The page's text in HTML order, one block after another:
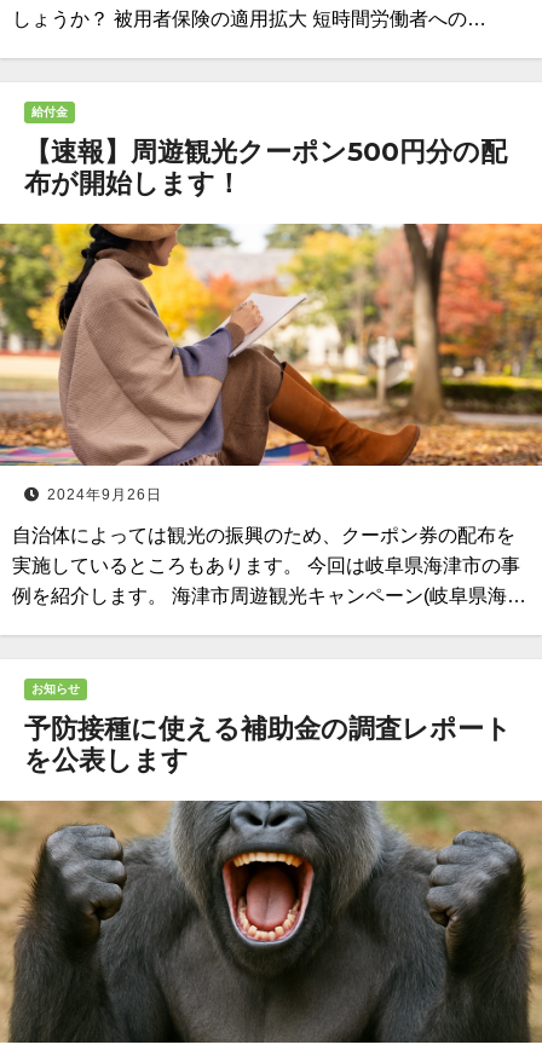
しょうか？ 被用者保険の適用拡大 短時間労働者への…
給付金
【速報】周遊観光クーポン500円分の配
布が開始します！
2024年9月26日
自治体によっては観光の振興のため、クーポン券の配布を
実施しているところもあります。 今回は岐阜県海津市の事
例を紹介します。 海津市周遊観光キャンペーン(岐阜県海…
お知らせ
予防接種に使える補助金の調査レポート
を公表します